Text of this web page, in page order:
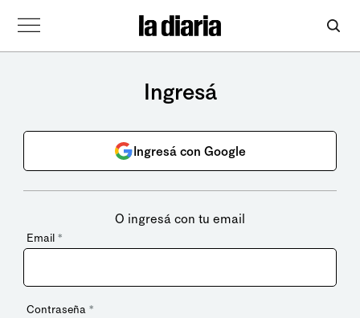
Ingresá
Ingresá con Google
O ingresá con tu email
Email *
Contraseña *